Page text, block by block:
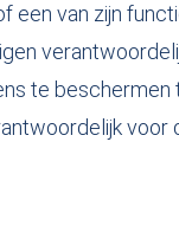
van zijn
te beschermen